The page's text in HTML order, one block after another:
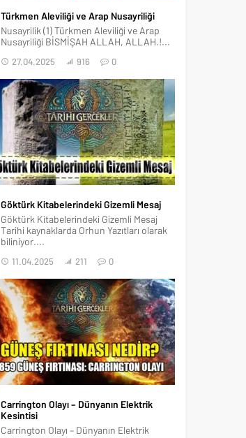
Türkmen Aleviliği ve Arap Nusayriliği
Nusayrilik (1) Türkmen Aleviliği ve Arap
Nusayriliği BİSMİŞAH ALLAH, ALLAH.!...
27.04.2025 916 0
Göktürk Kitabelerindeki Gizemli Mesaj
Göktürk Kitabelerindeki Gizemli Mesaj
Tarihi kaynaklarda Orhun Yazıtları olarak
biliniyor....
11.04.2025 211 0
Carrington Olayı – Dünyanın Elektrik
Kesintisi
Carrington Olayı – Dünyanın Elektrik